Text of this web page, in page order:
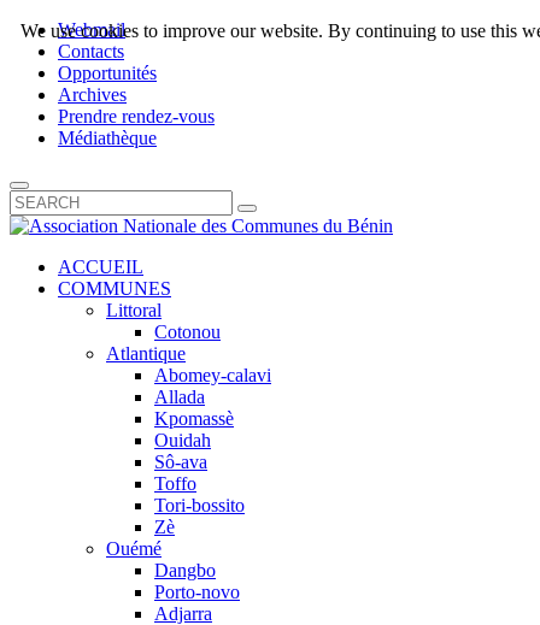
Webmail
Contacts
Opportunités
Archives
Prendre rendez-vous
Médiathèque
ACCUEIL
COMMUNES
Littoral
Cotonou
Atlantique
Abomey-calavi
Allada
Kpomassè
Ouidah
Sô-ava
Toffo
Tori-bossito
Zè
Ouémé
Dangbo
Porto-novo
Adjarra
We use cookies to improve our website. By continuing to use this